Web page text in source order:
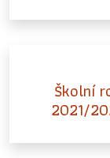
Školní
2021/